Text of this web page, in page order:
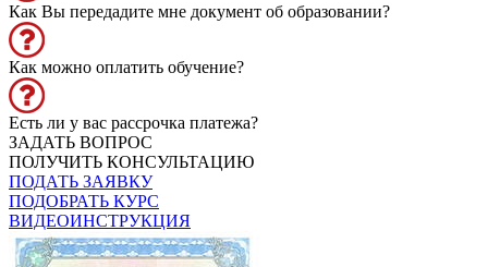
Как Вы передадите мне документ об образовании?
Как можно оплатить обучение?
Есть ли у вас рассрочка платежа?
ЗАДАТЬ ВОПРОС
ПОЛУЧИТЬ КОНСУЛЬТАЦИЮ
ПОДАТЬ ЗАЯВКУ
ПОДОБРАТЬ КУРС
ВИДЕОИНСТРУКЦИЯ